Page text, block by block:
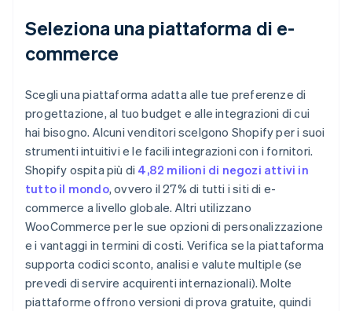
Seleziona una piattaforma di e-
commerce
Scegli una piattaforma adatta alle tue preferenze di
progettazione, al tuo budget e alle integrazioni di cui
hai bisogno. Alcuni venditori scelgono Shopify per i suoi
strumenti intuitivi e le facili integrazioni con i fornitori.
Shopify ospita più di 4,82 milioni di negozi attivi in
tutto il mondo, ovvero il 27% di tutti i siti di e-
commerce a livello globale. Altri utilizzano
WooCommerce per le sue opzioni di personalizzazione
e i vantaggi in termini di costi. Verifica se la piattaforma
supporta codici sconto, analisi e valute multiple (se
prevedi di servire acquirenti internazionali). Molte
piattaforme offrono versioni di prova gratuite, quindi